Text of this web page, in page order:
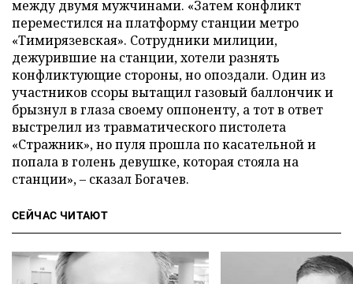
между двумя мужчинами. «Затем конфликт
переместился на платформу станции метро
«Тимирязевская». Сотрудники милиции,
дежурившие на станции, хотели разнять
конфликтующие стороны, но опоздали. Один из
участников ссоры вытащил газовый баллончик и
брызнул в глаза своему оппоненту, а тот в ответ
выстрелил из травматического пистолета
«Стражник», но пуля прошла по касательной и
попала в голень девушке, которая стояла на
станции», – сказал Богачев.
СЕЙЧАС ЧИТАЮТ